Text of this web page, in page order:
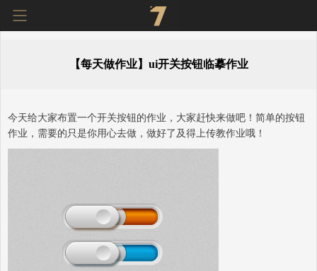
记录线 图片库 工具箱
【每天做作业】ui开关按钮临摹作业
今天给大家布置一个开关按钮的作业，大家赶快来做吧！简单的按钮
作业，需要的只是你用心去做，做好了及得上传教作业哦！